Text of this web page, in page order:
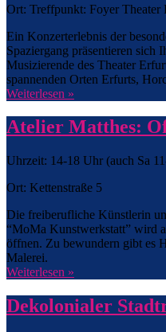
Ort: Treffpunkt: Foyer Theater
Ein Konzerterlebnis der
Spaziergang präsentieren sich
Musizierende des Theater
spannenden Orten Erfurts,
Weiterlesen »
Atelier Matthes:
Uhrzeit: 14-18 Uhr (auch Sa
Ort: Kettenstraße 5
Die freiberufliche Künstlerin
“MoMa Kunstwerkstatt” wird
öffnen. Zu bewundern gibt es
Malerei.
Weiterlesen »
Dekolonialer